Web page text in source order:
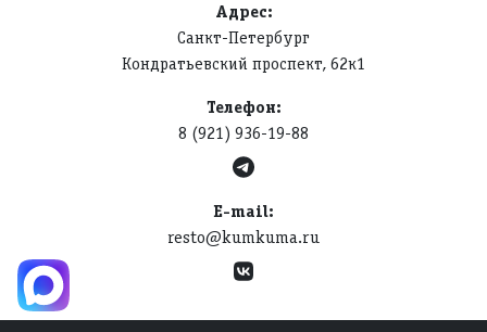
Адрес:
Санкт-Петербург
Кондратьевский проспект, 62к1
Телефон:
8 (921) 936-19-88
E-mail:
resto@kumkuma.ru